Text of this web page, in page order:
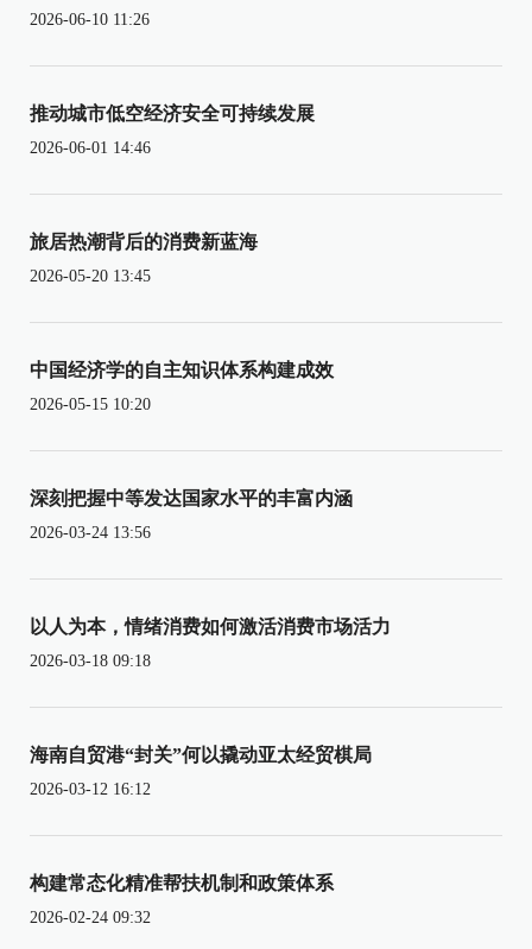
2026-06-10 11:26
推动城市低空经济安全可持续发展
2026-06-01 14:46
旅居热潮背后的消费新蓝海
2026-05-20 13:45
中国经济学的自主知识体系构建成效
2026-05-15 10:20
深刻把握中等发达国家水平的丰富内涵
2026-03-24 13:56
以人为本，情绪消费如何激活消费市场活力
2026-03-18 09:18
海南自贸港“封关”何以撬动亚太经贸棋局
2026-03-12 16:12
构建常态化精准帮扶机制和政策体系
2026-02-24 09:32